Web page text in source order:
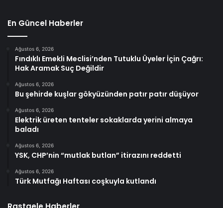
En Güncel Haberler
Ağustos 6, 2026
Fındıklı Emekli Meclisi’nden Tutuklu Üyeler İçin Çağrı:
Hak Aramak Suç Değildir
Ağustos 6, 2026
Bu şehirde kuşlar gökyüzünden patır patır düşüyor
Ağustos 6, 2026
Elektrik üreten tenteler sokaklarda yerini almaya
baladı
Ağustos 6, 2026
YSK, CHP’nin “mutlak butlan” itirazını reddetti
Ağustos 6, 2026
Türk Mutfağı Haftası coşkuyla kutlandı